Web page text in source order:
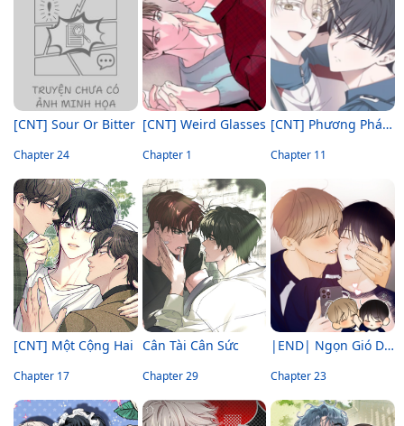
[CNT] Sour Or Bitter
Chapter 24
[CNT] Weird Glasses
Chapter 1
[CNT] Phương Pháp Nhắm Trúng X
Chapter 11
[CNT] Một Cộng Hai
Chapter 17
Cân Tài Cân Sức
Chapter 29
|END| Ngọn Gió Dịu Dàng
Chapter 23